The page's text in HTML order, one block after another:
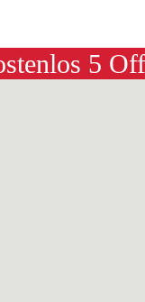
5